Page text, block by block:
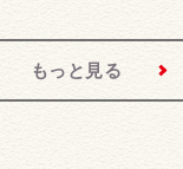
もっと見る